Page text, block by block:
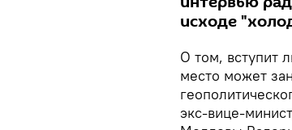
исходе
О том, вступит
место может
экс-вице-